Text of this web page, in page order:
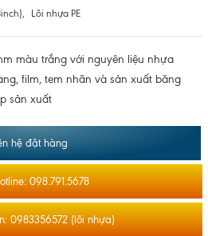
, Lõi nhựa PE
màu trắng với nguyên liệu nhựa
film, tem nhãn và sản xuất băng
sản xuất
hệ đặt hàng
098.791.5678
0983356572 (lõi nhựa)